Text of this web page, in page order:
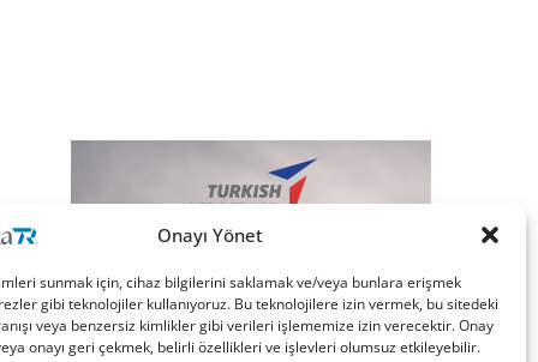
Onayı Yönet
sunmak için, cihaz bilgilerini saklamak ve/veya bunlara erişmek
gibi teknolojiler kullanıyoruz. Bu teknolojilere izin vermek, bu sitedeki
veya benzersiz kimlikler gibi verileri işlememize izin verecektir. Onay
onayı geri çekmek, belirli özellikleri ve işlevleri olumsuz etkileyebilir.